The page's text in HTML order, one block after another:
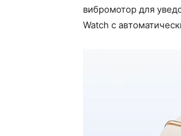
вибромотор для
Watch с